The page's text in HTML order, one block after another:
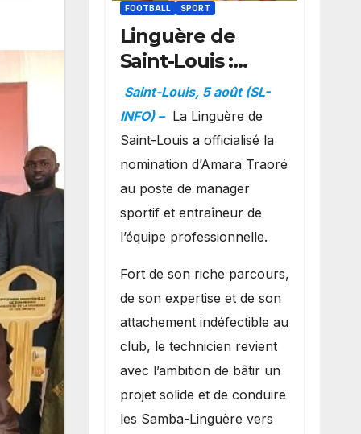
FOOTBALL SPORT
Linguère de
Saint-Louis :
Amara Traoré
nommé
manager sportif
et entraîneur de
l’équipe
Saint-Louis, 5 août (SL-
INFO) – La Linguère de
Saint-Louis a officialisé la
nomination d’Amara Traoré
au poste de manager
sportif et entraîneur de
l’équipe professionnelle.
Fort de son riche parcours,
de son expertise et de son
attachement indéfectible au
club, le technicien revient
avec l’ambition de bâtir un
projet solide et de conduire
les Samba-Linguère vers